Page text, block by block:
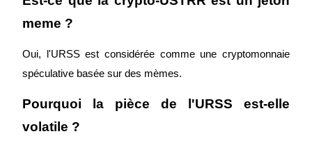
USDT New User Exclusive 10% APR
USDT Flexible Staking | Daily Rewards
meme ?
Oui, l'URSS est considérée comme une cryptomonnaie
spéculative basée sur des mèmes.
Pourquoi la pièce de l'URSS est-elle
volatile ?